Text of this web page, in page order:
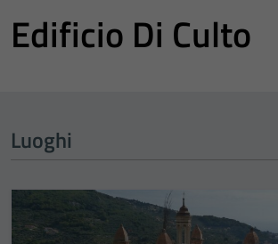
Edificio Di Culto
Luoghi